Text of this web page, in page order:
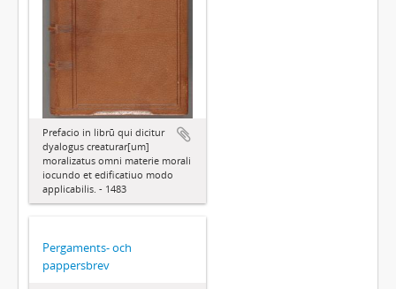
Prefacio in librū qui dicitur
dyalogus creaturar[um]
moralizatus omni materie morali
iocundo et edificatiuo modo
applicabilis. - 1483
Pergaments- och
pappersbrev